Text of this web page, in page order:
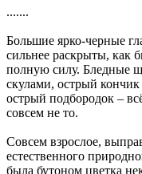
.......
Большие ярко-черные
сильнее раскрыты, как
полную силу. Бледные
скулами, острый
острый подбородок –
совсем не то.
Совсем взрослое,
естественного
была бутоном цветка